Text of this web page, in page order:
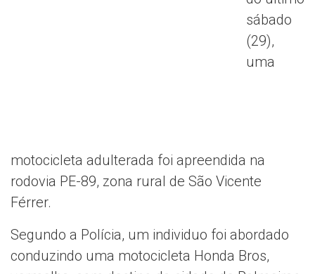
sábado
(29),
uma
motocicleta adulterada foi apreendida na
rodovia PE-89, zona rural de São Vicente
Férrer.
Segundo a Polícia, um individuo foi abordado
conduzindo uma motocicleta Honda Bros,